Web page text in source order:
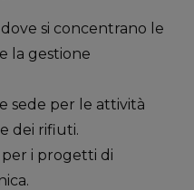
si concentrano le
la gestione
sede per le attività
dei rifiuti.
per i progetti di